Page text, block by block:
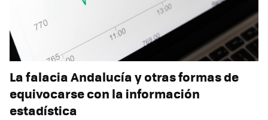
La falacia Andalucía y otras formas de
equivocarse con la información
estadística